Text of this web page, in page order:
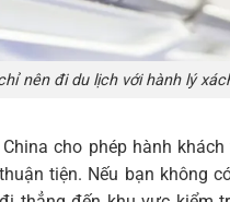
nên đi du lịch với hành lý
cho phép hành
tiện. Nếu bạn không